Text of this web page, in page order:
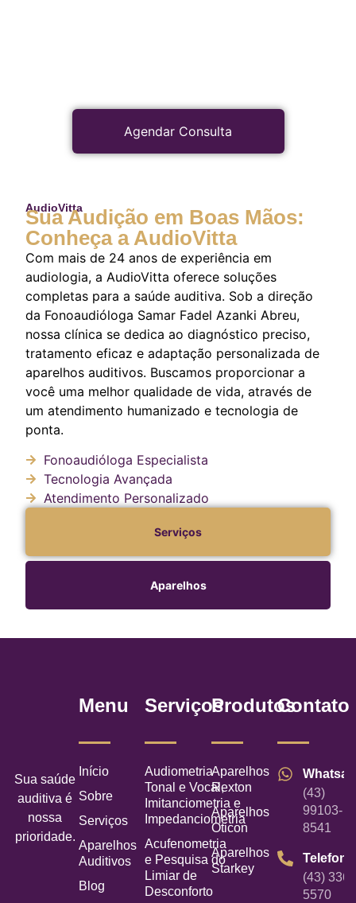
Agendar Consulta
AudioVitta
Sua Audição em Boas Mãos:
Conheça a AudioVitta
Com mais de 24 anos de experiência em
audiologia, a AudioVitta oferece soluções
completas para a saúde auditiva. Sob a direção
da Fonoaudióloga Samar Fadel Azanki Abreu,
nossa clínica se dedica ao diagnóstico preciso,
tratamento eficaz e adaptação personalizada de
aparelhos auditivos. Buscamos proporcionar a
você uma melhor qualidade de vida, através de
um atendimento humanizado e tecnologia de
ponta.
Fonoaudióloga Especialista
Tecnologia Avançada
Atendimento Personalizado
Serviços
Aparelhos
Sua saúde
auditiva é
nossa
prioridade.
Menu
Início
Sobre
Serviços
Aparelhos
Auditivos
Blog
Serviços
Audiometria
Tonal e Vocal,
Imitanciometria e
Impedanciometria
Acufenometria
e Pesquisa do
Limiar de
Desconforto
Produtos
Aparelhos
Rexton
Aparelhos
Oticon
Aparelhos
Starkey
Contato
(43)
99103-
8541
Telefone
(43)
5570